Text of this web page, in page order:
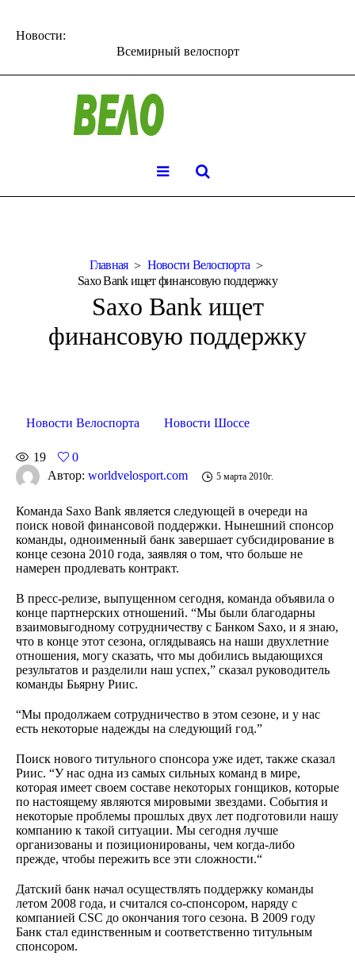
Новости:
Всемирный велоспорт
Главная
Новости Велоспорта
Saxo Bank ищет финансовую поддержку
Saxo Bank ищет
финансовую поддержку
Новости Велоспорта Новости Шоссе
19
0
Автор: worldvelosport.com 5 марта 2010г.
Команда Saxo Bank является следующей в очереди на
поиск новой финансовой поддержки. Нынешний спонсор
команды, одноименный банк завершает субсидирование в
конце сезона 2010 года, заявляя о том, что больше не
намерен продлевать контракт.
В пресс-релизе, выпущенном сегодня, команда объявила о
конце партнерских отношений. “Мы были благодарны
взаимовыгодному сотрудничеству с Банком Saxo, и я знаю,
что в конце этот сезона, оглядываясь на наши двухлетние
отношения, могу сказать, что мы добились выдающихся
результатов и разделили наш успех,” сказал руководитель
команды Бьярну Риис.
“Мы продолжаем сотрудничество в этом сезоне, и у нас
есть некоторые надежды на следующий год.”
Поиск нового титульного спонсора уже идет, также сказал
Риис. “У нас одна из самых сильных команд в мире,
которая имеет своем составе некоторых гонщиков, которые
по настоящему являются мировыми звездами. События и
некоторые проблемы прошлых двух лет подготовили нашу
компанию к такой ситуации. Мы сегодня лучше
организованы и позиционированы, чем когда-либо
прежде, чтобы пережить все эти сложности.“
Датский банк начал осуществлять поддержку команды
летом 2008 года, и считался cо-спонсором, наряду с
компанией CSC до окончания того сезона. В 2009 году
Банк стал единственным и соответственно титульным
спонсором.